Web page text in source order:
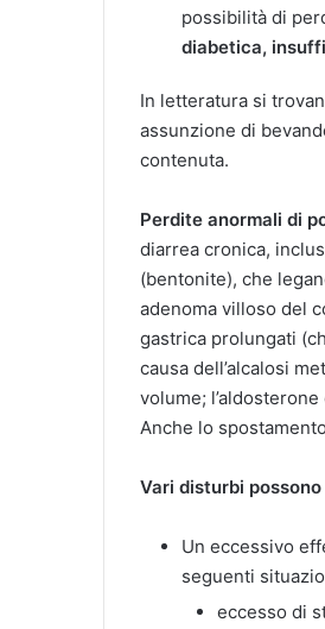
possibilità di
diabetica,
In letteratura si
assunzione di
contenuta.
Perdite anormali di
diarrea cronica,
(bentonite), che
adenoma villoso del
gastrica prolungati
causa dell’alcalosi
volume;
Anche lo
Vari disturbi
Un eccessivo
seguenti
eccesso di